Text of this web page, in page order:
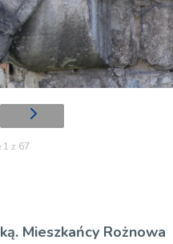
1 z 67
Mieszkańcy Rożnowa